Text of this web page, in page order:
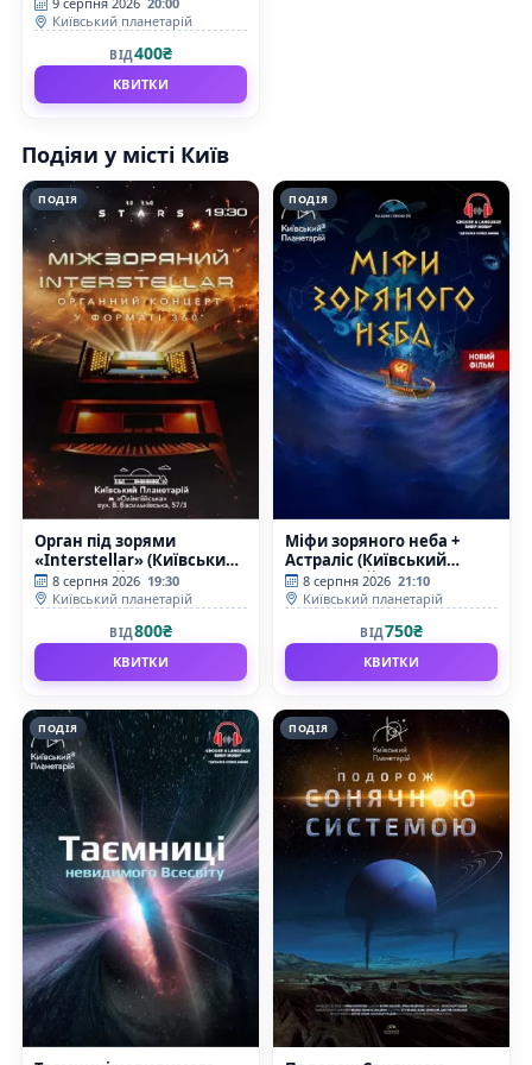
Київський планетарій
ВІД400₴
КВИТКИ
Подіяи у місті Київ
ПОДІЯ
Орган під зорями
«Interstellar» (Київський
планетарій)
8 серпня 2026 19:30
Київський планетарій
ВІД800₴
КВИТКИ
ПОДІЯ
Міфи зоряного неба +
Астраліс (Київський
планетарій)
8 серпня 2026 21:10
Київський планетарій
ВІД750₴
КВИТКИ
ПОДІЯ ПОДІЯ